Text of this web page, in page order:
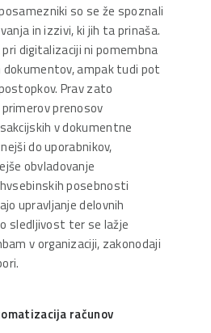
so se že spoznali
in izzivi, ki jih ta prinaša.
digitalizaciji ni pomembna
ampak tudi pot
Prav zato
prenosov
v dokumentne
do uporabnikov,
obvladovanje
posebnosti
upravljanje delovnih
sledljivost ter se lažje
v organizaciji, zakonodaji
računov